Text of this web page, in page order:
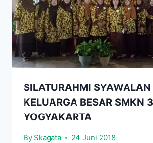
SILATURAHMI SYAWALAN
KELUARGA BESAR SMKN 3
YOGYAKARTA
By Skagata 24 Juni 2018